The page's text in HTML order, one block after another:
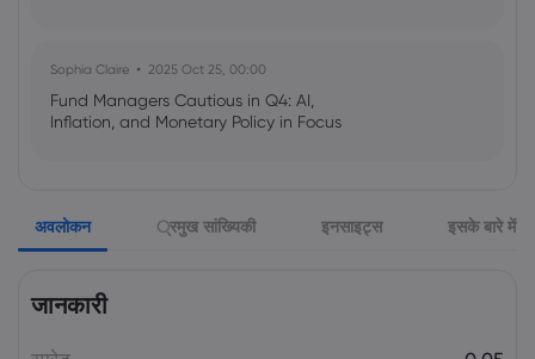
Sophia Claire 2025 Oct 25, 00:00
Fund Managers Cautious in Q4: AI,
Inflation, and Monetary Policy in Focus
US Government Shutdown Threatens
October Inflation Data Release
अवलोकन ्रमुख सांख्यिकी इनसाइट्स इसके बारे में
जानकारी